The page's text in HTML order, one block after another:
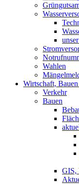
Wahlen
Wirtschaft,
Verkehr
Bauen
GIS,